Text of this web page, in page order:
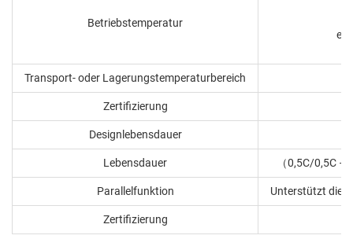
Betriebstemperatur
Transport- oder Lagerungstemperaturbereich
Zertifizierung
Designlebensdauer
Lebensdauer （0,5C/0,5C –
Parallelfunktion Unterstützt die
Zertifizierung